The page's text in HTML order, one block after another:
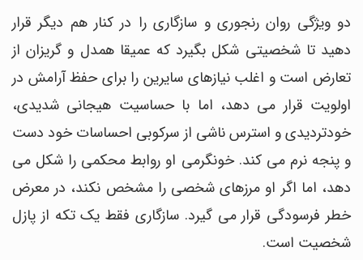
دو ویژگی روان رنجوری و سازگاری را در کنار هم دیگر قرار
دهید تا شخصیتی شکل بگیرد که عمیقا همدل و گریزان از
تعارض است و اغلب نیازهای سایرین را برای حفظ آرامش در
اولویت قرار می دهد، اما با حساسیت هیجانی شدیدی،
خودتردیدی و استرس ناشی از سرکوبی احساسات خود دست
و پنجه نرم می کند. خونگرمی او روابط محکمی را شکل می
دهد، اما اگر او مرزهای شخصی را مشخص نکند، در معرض
خطر فرسودگی قرار می گیرد. سازگاری فقط یک تکه از پازل
شخصیت است.